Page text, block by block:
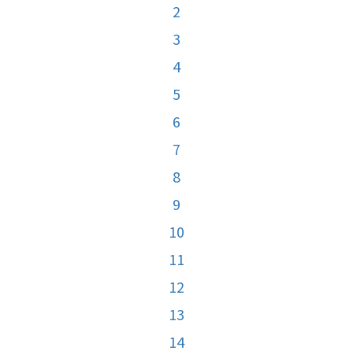
2
3
4
5
6
7
8
9
10
11
12
13
14